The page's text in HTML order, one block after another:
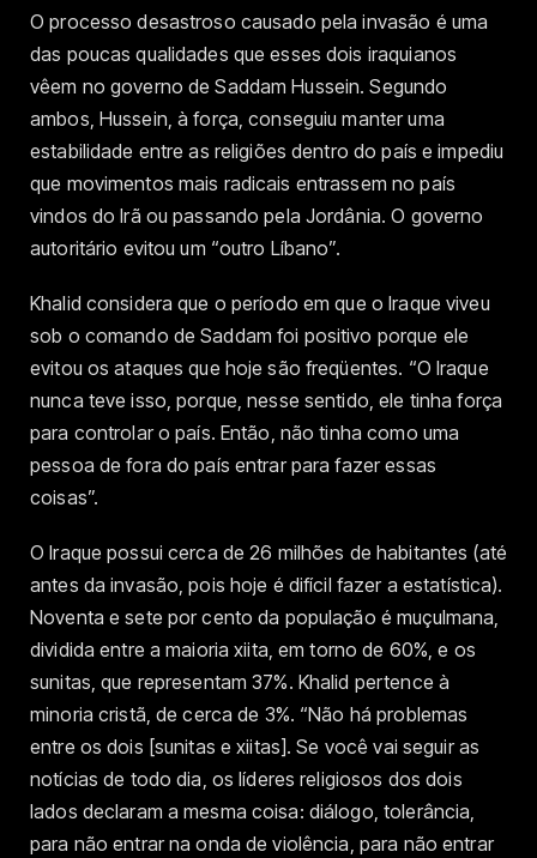
O processo desastroso causado pela invasão é uma
das poucas qualidades que esses dois iraquianos
vêem no governo de Saddam Hussein. Segundo
ambos, Hussein, à força, conseguiu manter uma
estabilidade entre as religiões dentro do país e impediu
que movimentos mais radicais entrassem no país
vindos do Irã ou passando pela Jordânia. O governo
autoritário evitou um “outro Líbano”.
Khalid considera que o período em que o Iraque viveu
sob o comando de Saddam foi positivo porque ele
evitou os ataques que hoje são freqüentes. “O Iraque
nunca teve isso, porque, nesse sentido, ele tinha força
para controlar o país. Então, não tinha como uma
pessoa de fora do país entrar para fazer essas
coisas”.
O Iraque possui cerca de 26 milhões de habitantes (até
antes da invasão, pois hoje é difícil fazer a estatística).
Noventa e sete por cento da população é muçulmana,
dividida entre a maioria xiita, em torno de 60%, e os
sunitas, que representam 37%. Khalid pertence à
minoria cristã, de cerca de 3%. “Não há problemas
entre os dois [sunitas e xiitas]. Se você vai seguir as
notícias de todo dia, os líderes religiosos dos dois
lados declaram a mesma coisa: diálogo, tolerância,
para não entrar na onda de violência, para não entrar